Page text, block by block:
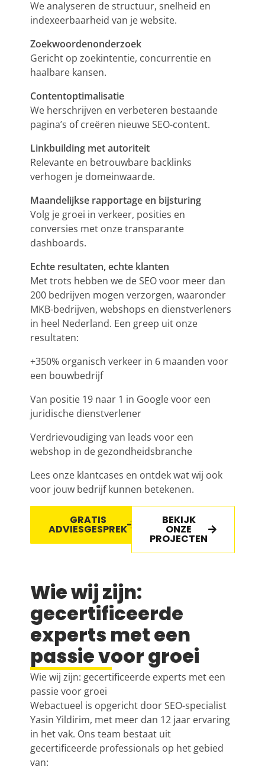
We analyseren de structuur, snelheid en
indexeerbaarheid van je website.
Zoekwoordenonderzoek
Gericht op zoekintentie, concurrentie en
haalbare kansen.
Contentoptimalisatie
We herschrijven en verbeteren bestaande
pagina’s of creëren nieuweSEO-content.
Linkbuilding met autoriteit
Relevante en betrouwbare backlinks
verhogen je domeinwaarde.
Maandelijkse rapportage en bijsturing
Volg je groei in verkeer, posities en
conversies met onze transparante
dashboards.
Echte resultaten, echte klanten
Met trots hebben we deSEOvoor meer dan
200 bedrijven mogen verzorgen, waaronder
MKB-bedrijven, webshops en dienstverleners
in heel Nederland. Een greep uit onze
resultaten:
+350% organisch verkeer in 6 maanden voor
een bouwbedrijf
Van positie 19 naar 1 in Google voor een
juridische dienstverlener
Verdrievoudiging van leads voor een
webshop in de gezondheidsbranche
Lees onze klantcases en ontdek wat wij ook
voor jouw bedrijf kunnen betekenen.
GRATIS
ADVIESGESPREK
BEKIJK
ONZE
PROJECTEN
Wie wij zijn:
gecertificeerde
experts met een
passie voor groei
Wie wij zijn: gecertificeerde experts met een
passie voor groei
Webactueel is opgericht doorSEO-specialist
Yasin Yildirim, met meer dan 12 jaar ervaring
in het vak. Ons team bestaat uit
gecertificeerde professionals op het gebied
van: